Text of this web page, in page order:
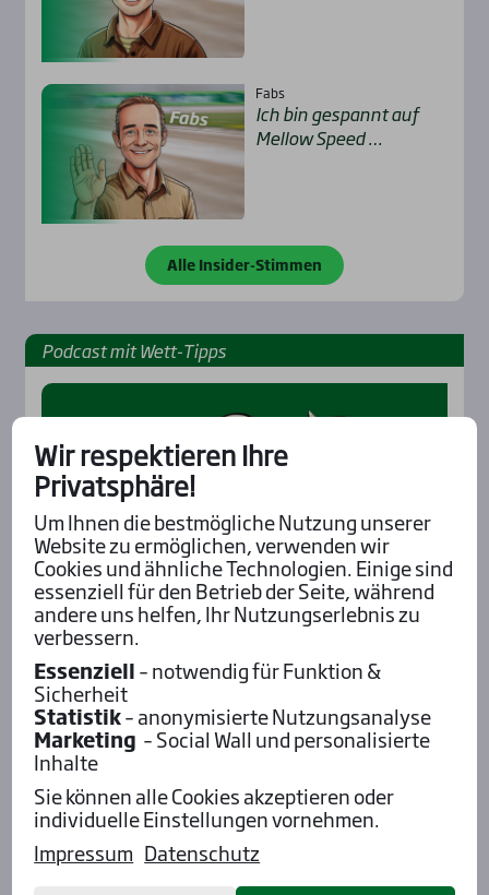
Fabs
Ich bin gespannt auf
Mel­low Speed …
Alle Insider-Stimmen
Pod­cast mit Wett-Tipps
Aktu­el­les
Wir respektieren Ihre
Privatsphäre!
Um Ihnen die bestmögliche Nutzung unserer
Website zu ermöglichen, verwenden wir
Cookies und ähnliche Technologien. Einige sind
essenziell für den Betrieb der Seite, während
andere uns helfen, Ihr Nutzungserlebnis zu
verbessern.
Essenziell– notwendig für Funktion &
Sicherheit
Statistik– anonymisierte Nutzungsanalyse
Marketing – Social Wall und personalisierte
Inhalte
Sie können alle Cookies akzeptieren oder
individuelle Einstellungen vornehmen.
Impressum Datenschutz